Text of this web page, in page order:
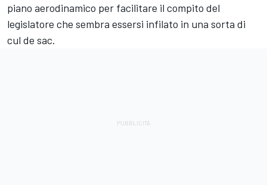
piano aerodinamico per facilitare il compito del
legislatore che sembra essersi infilato in una sorta di
cul de sac.